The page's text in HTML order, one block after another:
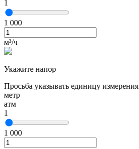
1
1 000
м³/ч
Укажите напор
Просьба указывать единицу измерения
метр
атм
1
1 000